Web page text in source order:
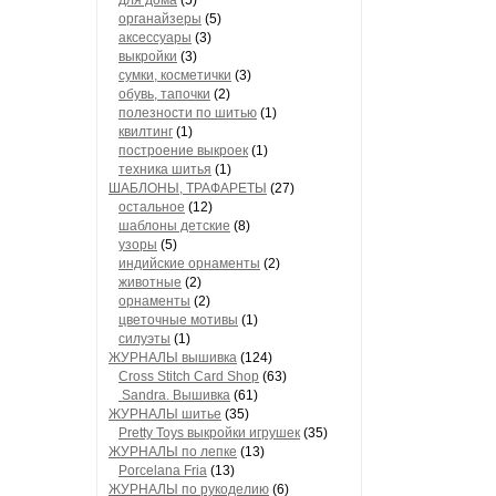
органайзеры (5)
аксессуары (3)
выкройки (3)
сумки, косметички (3)
обувь, тапочки (2)
полезности по шитью (1)
квилтинг (1)
построение выкроек (1)
техника шитья (1)
ШАБЛОНЫ, ТРАФАРЕТЫ (27)
остальное (12)
шаблоны детские (8)
узоры (5)
индийские орнаменты (2)
животные (2)
орнаменты (2)
цветочные мотивы (1)
силуэты (1)
ЖУРНАЛЫ вышивка (124)
Cross Stitch Card Shop (63)
Sandra. Вышивка (61)
ЖУРНАЛЫ шитье (35)
Pretty Toys выкройки игрушек (35)
ЖУРНАЛЫ по лепке (13)
Porcelana Fria (13)
ЖУРНАЛЫ по рукоделию (6)